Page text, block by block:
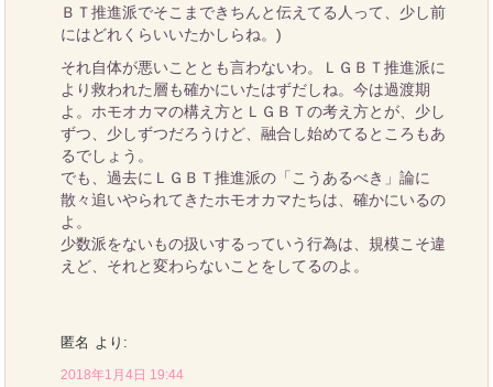
ＢＴ推進派でそこまできちんと伝えてる人って、少し前
にはどれくらいいたかしらね。)
それ自体が悪いこととも言わないわ。ＬＧＢＴ推進派に
より救われた層も確かにいたはずだしね。今は過渡期
よ。ホモオカマの構え方とＬＧＢＴの考え方とが、少し
ずつ、少しずつだろうけど、融合し始めてるところもあ
るでしょう。
でも、過去にＬＧＢＴ推進派の「こうあるべき」論に
散々追いやられてきたホモオカマたちは、確かにいるの
よ。
少数派をないもの扱いするっていう行為は、規模こそ違
えど、それと変わらないことをしてるのよ。
匿名 より:
2018年1月4日 19:44